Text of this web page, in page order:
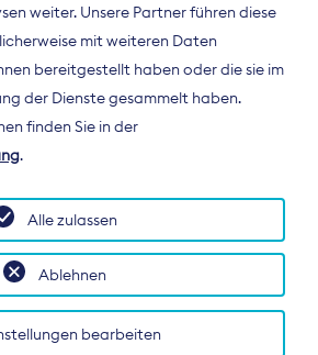
Digitalpublisher und
vertritt als
die Interessen der
EU-Ebene.
weiter. Unsere Partner führen diese
mit weiteren Daten
bereitgestellt haben oder die sie im
der Dienste gesammelt haben.
finden Sie in der
.
bearbeiten
Ablehnen
Alle zulassen